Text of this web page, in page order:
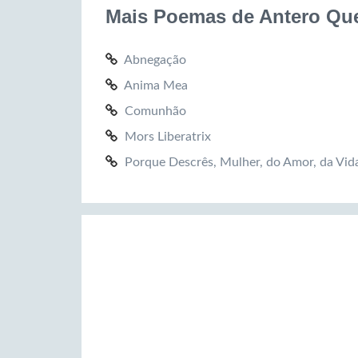
Mais Poemas de Antero
Abnegação
Anima Mea
Comunhão
Mors Liberatrix
Porque Descrês, Mulher, do Amor, da